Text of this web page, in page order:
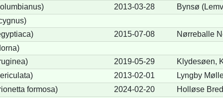
2013-03-28
Bynsø
2015-07-08
Nørreballe
2019-05-29
Klydesøen,
2013-02-01
Lyngby
formosa)
2024-02-20
Holløse